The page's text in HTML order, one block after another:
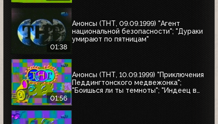
01:38
Анонсы (ТНТ, 09.09.1999) "Агент
национальной безопасности"; "Дураки
умирают по пятницам"
01:56
Анонсы (ТНТ, 10.09.1999) "Приключения
Педдингтонского медвежонка";
"Боишься ли ты темноты"; "Индеец в